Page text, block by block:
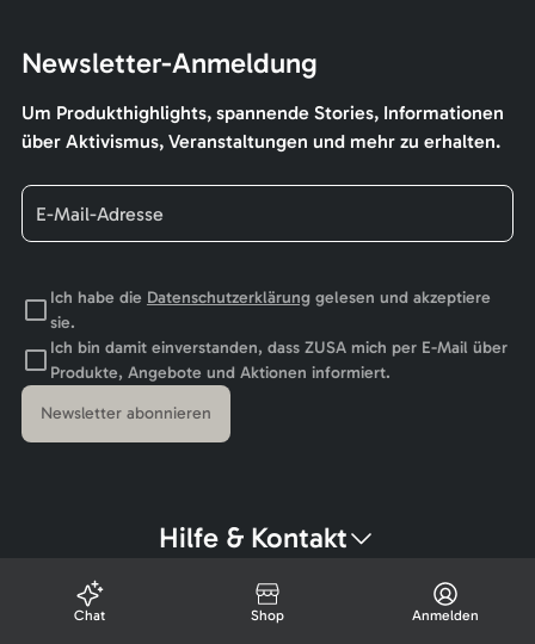
Newsletter-Anmeldung
Um Produkthighlights, spannende Stories, Informationen
über Aktivismus, Veranstaltungen und mehr zu erhalten.
Ich habe die Datenschutzerklärunggelesen und akzeptiere
sie.
Ich bin damit einverstanden, dass ZUSA mich per E-Mail über
Produkte, Angebote und Aktionen informiert.
Newsletter abonnieren
Hilfe & Kontakt
Chat Shop Anmelden